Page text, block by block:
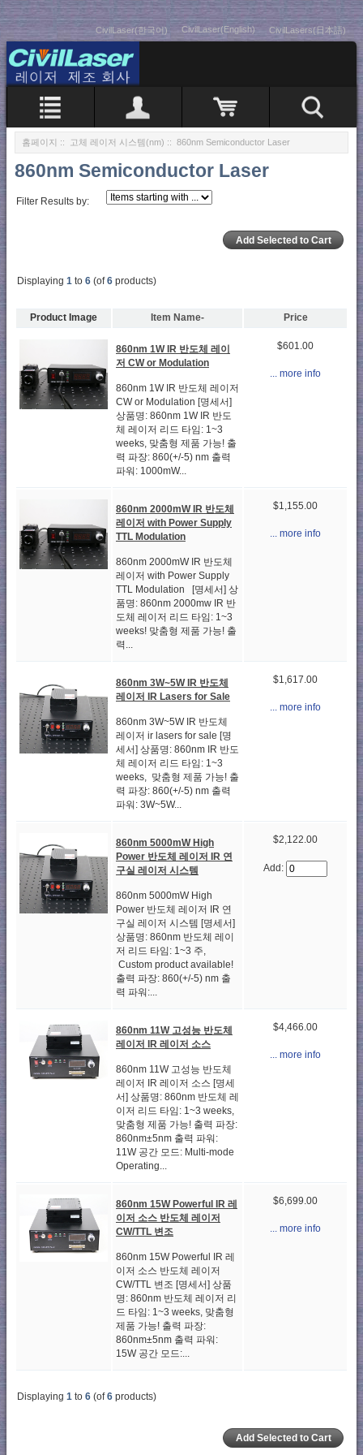
CivilLaser(한국어) CivilLaser(English) CivilLasers(日本語)
홈페이지 :: 고체 레이저 시스템(nm) :: 860nm Semiconductor Laser
860nm Semiconductor Laser
Filter Results by:
Displaying 1 to 6 (of6 products)
Product Image Item Name- Price
860nm 1W IR 반도체 레이
저 CW or Modulation
860nm 1W IR 반도체 레이저
CW or Modulation [명세서]
상품명: 860nm 1W IR 반도
체 레이저 리드 타임: 1~3
weeks, 맞춤형 제품 가능! 출
력 파장: 860(+/-5) nm 출력
파워: 1000mW...
$601.00
... more info
860nm 2000mW IR 반도체
레이저 with Power Supply
TTL Modulation
860nm 2000mW IR 반도체
레이저 with Power Supply
TTL Modulation [명세서] 상
품명: 860nm 2000mw IR 반
도체 레이저 리드 타임: 1~3
weeks! 맞춤형 제품 가능! 출
력...
$1,155.00
... more info
860nm 3W~5W IR 반도체
레이저 IR Lasers for Sale
860nm 3W~5W IR 반도체
레이저 ir lasers for sale [명
세서] 상품명: 860nm IR 반도
체 레이저 리드 타임: 1~3
weeks, 맞춤형 제품 가능! 출
력 파장: 860(+/-5) nm 출력
파워: 3W~5W...
$1,617.00
... more info
860nm 5000mW High
Power 반도체 레이저 IR 연
구실 레이저 시스템
860nm 5000mW High
Power 반도체 레이저 IR 연
구실 레이저 시스템 [명세서]
상품명: 860nm 반도체 레이
저 리드 타임: 1~3 주,
Custom product available!
출력 파장: 860(+/-5) nm 출
력 파워:...
$2,122.00
Add:
860nm 11W 고성능 반도체
레이저 IR 레이저 소스
860nm 11W 고성능 반도체
레이저 IR 레이저 소스 [명세
서] 상품명: 860nm 반도체 레
이저 리드 타임: 1~3 weeks,
맞춤형 제품 가능! 출력 파장:
860nm±5nm 출력 파워:
11W 공간 모드: Multi-mode
Operating...
$4,466.00
... more info
860nm 15W Powerful IR 레
이저 소스 반도체 레이저
CW/TTL 변조
860nm 15W Powerful IR 레
이저 소스 반도체 레이저
CW/TTL 변조 [명세서] 상품
명: 860nm 반도체 레이저 리
드 타임: 1~3 weeks, 맞춤형
제품 가능! 출력 파장:
860nm±5nm 출력 파워:
15W 공간 모드:...
$6,699.00
... more info
Displaying 1 to 6 (of6 products)